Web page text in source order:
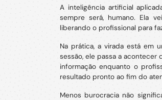
A inteligência artificial
sempre será, humano. Ela
liberando o profissional para
Na prática, a virada está em
sessão, ele passa a acontecer
informação enquanto o
resultado pronto ao fim do
Menos burocracia não